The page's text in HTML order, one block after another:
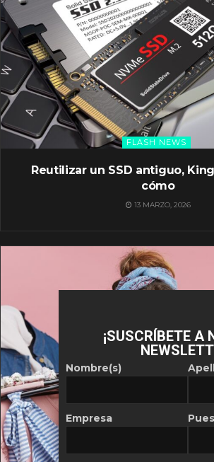
FLASH NEWS
Reutilizar un SSD antiguo,
cómo
13 MARZO, 2026
¡SUSCRÍBETE A
Nombre(s)
Empresa